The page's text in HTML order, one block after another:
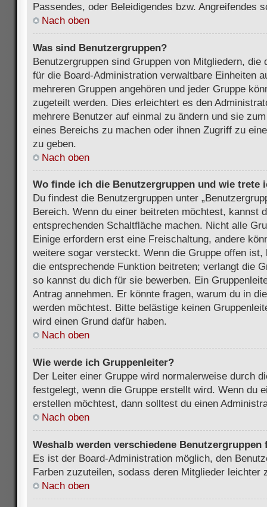
Passendes, oder Beleidigendes bzw. Angreifendes
Nach oben
Was sind Benutzergruppen?
Benutzergruppen sind Gruppen von Mitgliedern, die
für die Board-Administration verwaltbare Einheiten
mehreren Gruppen angehören und jeder Gruppe
zugeteilt werden. Dies erleichtert es den
mehrere Benutzer auf einmal zu ändern und sie
eines Bereichs zu machen oder ihnen Zugriff zu
zu geben.
Nach oben
Wo finde ich die Benutzergruppen und wie trete
Du findest die Benutzergruppen unter
Bereich. Wenn du einer beitreten möchtest, kannst
entsprechenden Schaltfläche machen. Nicht alle
Einige erfordern erst eine Freischaltung, andere
weitere sogar versteckt. Wenn die Gruppe offen
die entsprechende Funktion beitreten; verlangt die
so kannst du dich für sie bewerben. Ein
Antrag annehmen. Er könnte fragen, warum du in
werden möchtest. Bitte belästige keinen
wird einen Grund dafür haben.
Nach oben
Wie werde ich Gruppenleiter?
Der Leiter einer Gruppe wird normalerweise durch
festgelegt, wenn die Gruppe erstellt wird. Wenn du
erstellen möchtest, dann solltest du einen
Nach oben
Weshalb werden verschiedene
Es ist der Board-Administration möglich, den
Farben zuzuteilen, sodass deren Mitglieder leichter
Nach oben